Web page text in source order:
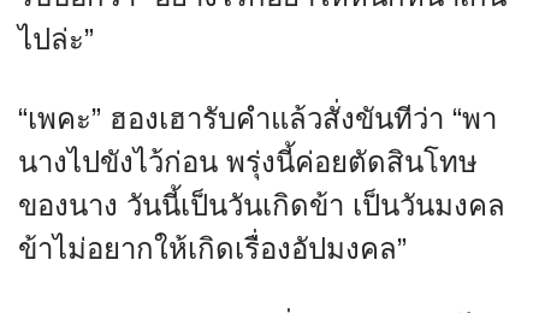
ไปล่ะ”
“เพคะ” ฮองเฮารับคำแล้วสั่งขันทีว่า “พา
นางไปขังไว้ก่อน พรุ่งนี้ค่อยตัดสินโทษ
ของนาง วันนี้เป็นวันเกิดข้า เป็นวันมงคล
ข้าไม่อยากให้เกิดเรื่องอัปมงคล”